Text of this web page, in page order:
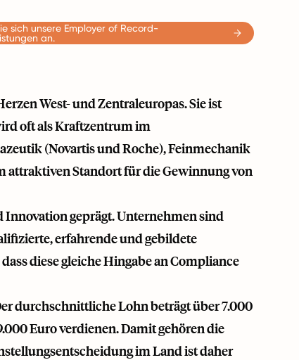
sich unsere Employer of Record-
an.
West- und Zentraleuropas. Sie ist
oft als Kraftzentrum im
(Novartis und Roche), Feinmechanik
attraktiven Standort für die Gewinnung von
Innovation geprägt. Unternehmen sind
erfahrende und gebildete
diese gleiche Hingabe an Compliance
durchschnittliche Lohn beträgt über 7.000
Euro verdienen. Damit gehören die
im Land ist daher